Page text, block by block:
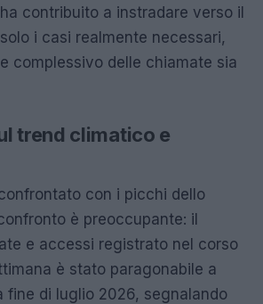
contribuito a instradare verso il
i casi realmente necessari,
complessivo delle chiamate sia
trend climatico e
con i picchi dello
è preoccupante: il
e accessi registrato nel corso
è stato paragonabile a
fine di luglio 2026, segnalando